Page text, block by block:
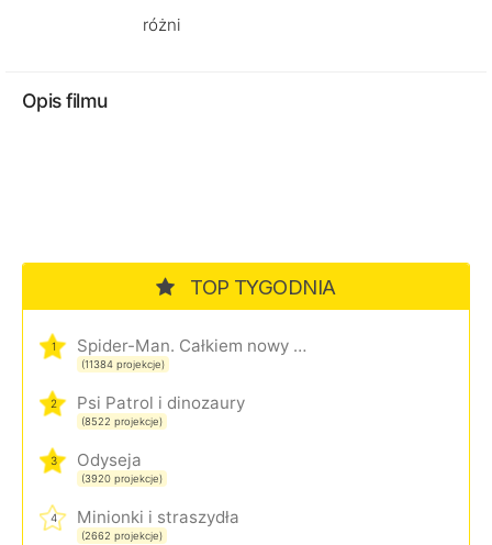
różni
Opis filmu
TOP TYGODNIA
1 Spider-Man. Całkiem nowy dzień
(11384 projekcje)
2 Psi Patrol i dinozaury
(8522 projekcje)
3 Odyseja
(3920 projekcje)
4 Minionki i straszydła
(2662 projekcje)